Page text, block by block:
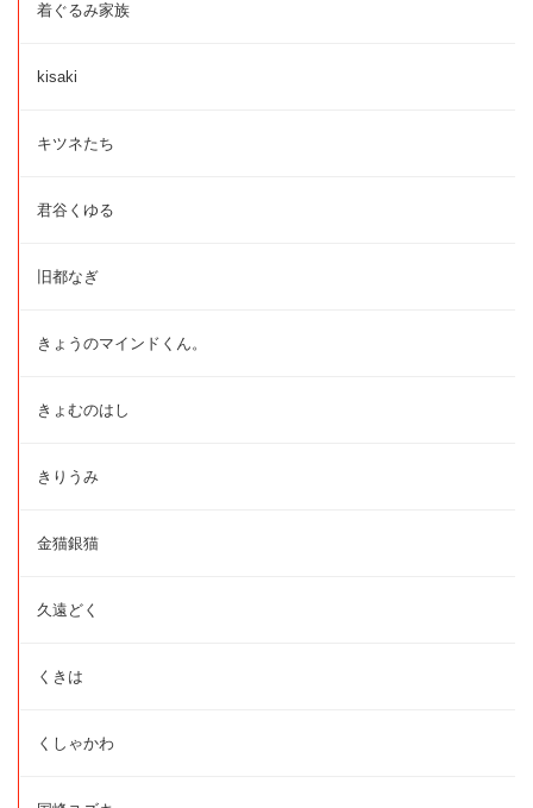
着ぐるみ家族
kisaki
キツネたち
君谷くゆる
旧都なぎ
きょうのマインドくん。
きょむのはし
きりうみ
金猫銀猫
久遠どく
くきは
くしゃかわ